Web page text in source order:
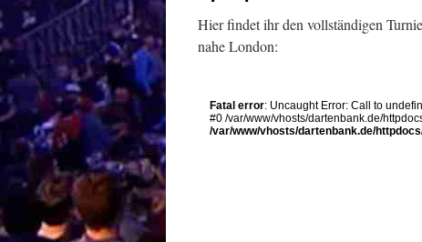
Hier findet ihr den vollständigen
nahe London: